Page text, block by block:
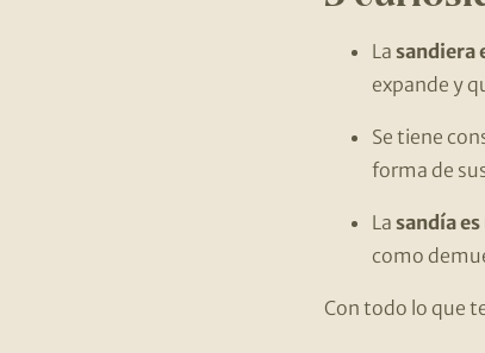
La sandiera
expande y
Se tiene
forma de
La sandía
como
Con todo lo que